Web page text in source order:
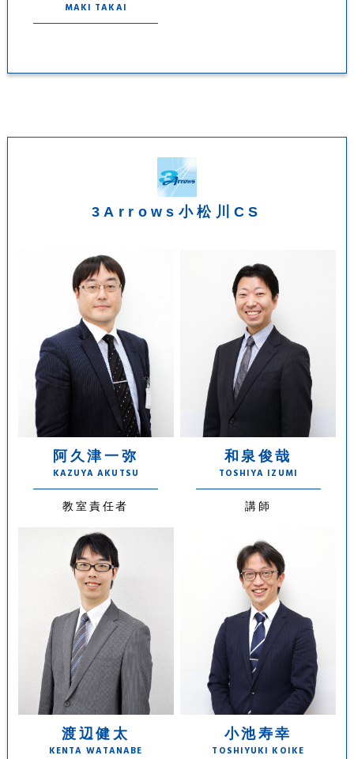
MAKI TAKAI
3Arrows小松川CS
阿久津一弥
KAZUYA AKUTSU
教室責任者
和泉俊哉
TOSHIYA IZUMI
講師
渡辺健太
KENTA WATANABE
小池寿幸
TOSHIYUKI KOIKE